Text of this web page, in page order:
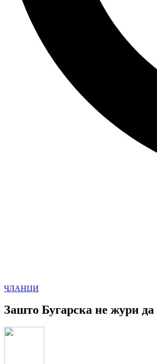
ЧЛАНЦИ
Зашто Бугарска не жури